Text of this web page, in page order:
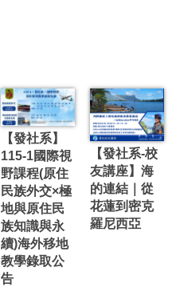
【發社系】
115-1國際視
野課程(原住
民族外交×極
地與原住民
族知識與永
續)海外移地
教學錄取公
告
【發社系-校
友講座】海
的連結｜從
花蓮到密克
羅尼西亞